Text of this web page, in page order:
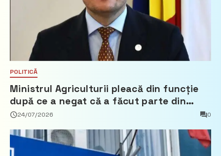
POLITICĂ
Ministrul Agriculturii pleacă din funcție
după ce a negat că a făcut parte din
Partidul Democrat
24/07/2026 0